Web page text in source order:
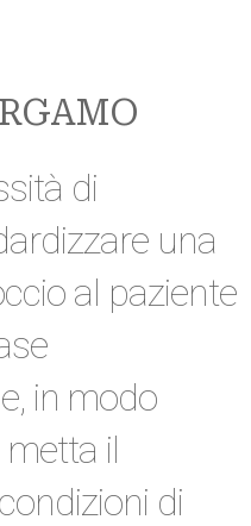
di
una
al paziente
in modo
il
di